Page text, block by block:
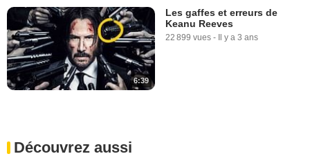
6:39
Les gaffes et erreurs de
Keanu Reeves
22 899 vues - Il y a 3 ans
Découvrez aussi